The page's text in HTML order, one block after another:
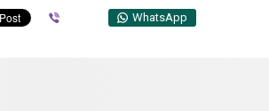
WhatsApp